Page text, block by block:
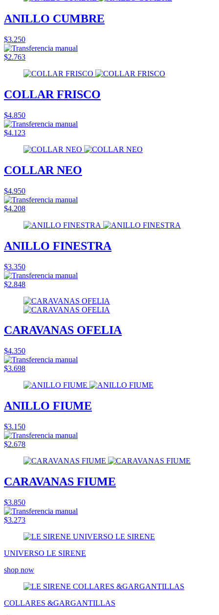
ANILLO CUMBRE
$3.250
$2.763
COLLAR FRISCO
$4.850
$4.123
COLLAR NEO
$4.950
$4.208
ANILLO FINESTRA
$3.350
$2.848
CARAVANAS OFELIA
$4.350
$3.698
ANILLO FIUME
$3.150
$2.678
CARAVANAS FIUME
$3.850
$3.273
UNIVERSO LE SIRENE
shop now
COLLARES &GARGANTILLAS